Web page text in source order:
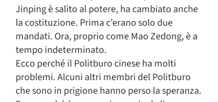
Jinping è salito al potere, ha cambiato anche
la costituzione. Prima c’erano solo due
mandati. Ora, proprio come Mao Zedong, è a
tempo indeterminato.
Ecco perché il Politburo cinese ha molti
problemi. Alcuni altri membri del Politburo
che sono in prigione hanno perso la speranza.